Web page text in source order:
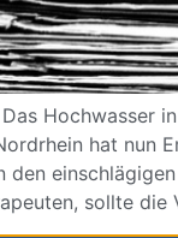
Hochwasser
hat nun
den
sollte